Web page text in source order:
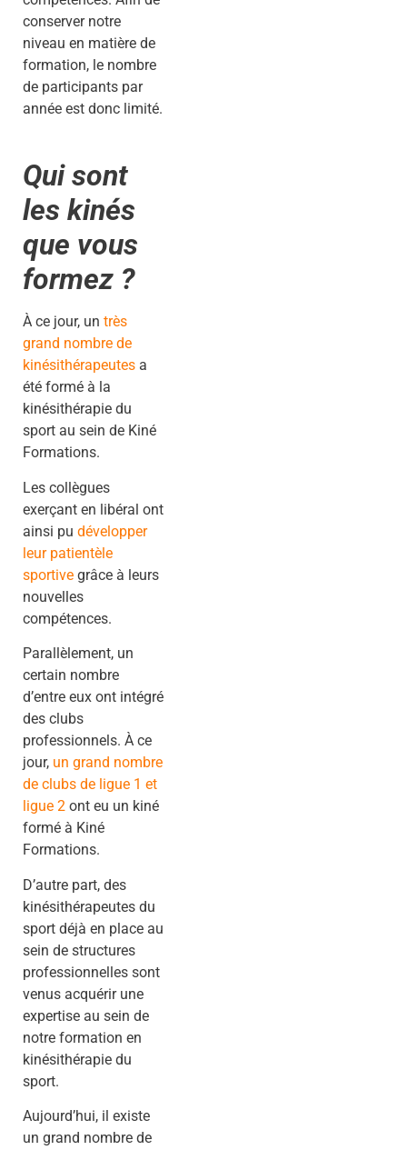
conserver notre
niveau en matière de
formation, le nombre
de participants par
année est donc limité.
Qui sont
les kinés
que vous
formez ?
À ce jour, un très
grand nombre de
kinésithérapeutes a
été formé à la
kinésithérapie du
sport au sein de Kiné
Formations.
Les collègues
exerçant en libéral ont
ainsi pu développer
leur patientèle
sportive grâce à leurs
nouvelles
compétences.
Parallèlement, un
certain nombre
d’entre eux ont intégré
des clubs
professionnels. À ce
jour, un grand nombre
de clubs de ligue 1 et
ligue 2 ont eu un kiné
formé à Kiné
Formations.
D’autre part, des
kinésithérapeutes du
sport déjà en place au
sein de structures
professionnelles sont
venus acquérir une
expertise au sein de
notre formation en
kinésithérapie du
sport.
Aujourd’hui, il existe
un grand nombre de